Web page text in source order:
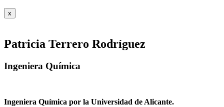
x
Patricia Terrero Rodríguez
Ingeniera Química
Ingeniera Química por la Universidad de Alicante.